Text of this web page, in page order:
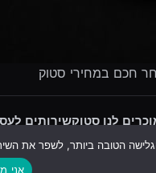
חכם במחירי סטוק
לנו סטוקשירותים
עקבו
אני